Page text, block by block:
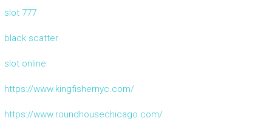
slot 777
black scatter
slot online
https://www.kingfishernyc.com/
https://www.roundhousechicago.com/